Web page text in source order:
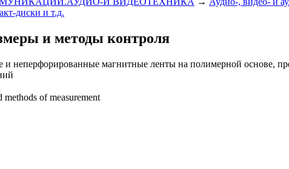
диски и т.д.
и методы контроля
и неперфорированные магнитные ленты на полимерной основе,
of measurement